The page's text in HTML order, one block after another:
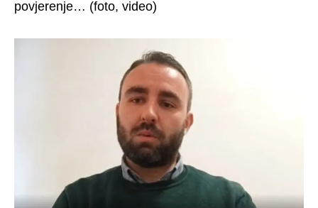
povjerenje… (foto, video)